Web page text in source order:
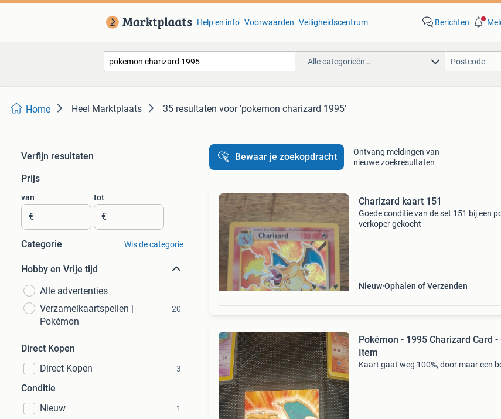
Help en info Voorwaarden Veiligheidscentrum Berichten
Alle categorieën…
Home Heel Marktplaats 35 resultaten voor 'pokemon charizard 1995'
Verfijn resultaten
Prijs
van
€
tot
€
Categorie Wis de categorie
Hobby en Vrije tijd
Alle advertenties
Verzamelkaartspellen |
Pokémon
20
Direct Kopen
Direct Kopen
3
Conditie
Nieuw
1
Bewaar je zoekopdracht
Ontvang meldingen van
nieuwe zoekresultaten
Charizard kaart 151
Goede conditie van de set 151 bij een
verkoper gekocht
Nieuw Ophalen of Verzenden
Pokémon - 1995 Charizard Card
Item
Kaart gaat weg 100%, door maar een